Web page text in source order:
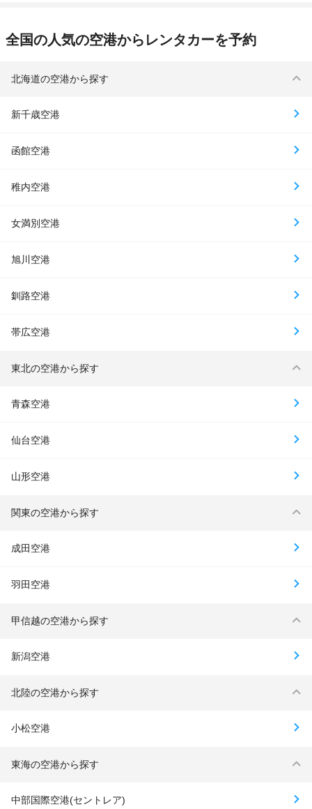
全国の人気の空港からレンタカーを予約
北海道の空港から探す
新千歳空港
函館空港
稚内空港
女満別空港
旭川空港
釧路空港
帯広空港
東北の空港から探す
青森空港
仙台空港
山形空港
関東の空港から探す
成田空港
羽田空港
甲信越の空港から探す
新潟空港
北陸の空港から探す
小松空港
東海の空港から探す
中部国際空港(セントレア)